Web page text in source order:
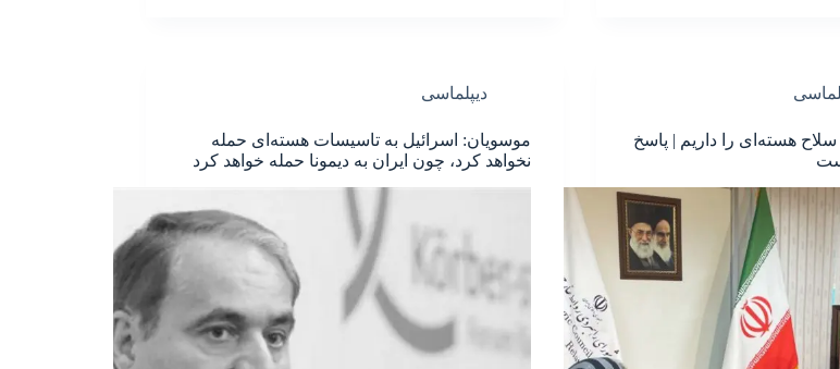
سلاح هسته‌ای را داریم | پاسخ
دیپلماسی
موسویان: اسرائیل به تاسیسات هسته‌ای حمله
نخواهد کرد، چون ایران به دیمونا حمله خواهد کرد